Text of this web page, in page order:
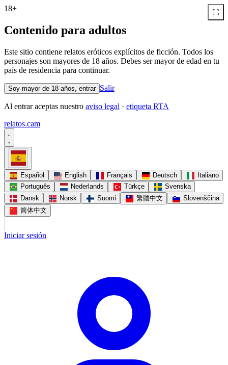
18+
Contenido para adultos
Este sitio contiene relatos eróticos explícitos de ficción. Todos los
personajes son mayores de 18 años. Debes ser mayor de edad en tu
país de residencia para continuar.
Soy mayor de 18 años, entrar Salir
Al entrar aceptas nuestro aviso legal · etiqueta RTA
relatos.cam
Español English Français Deutsch
Italiano
Português
Nederlands Türkçe
Svenska
Dansk
Norsk Suomi 繁體中文
Slovenščina
简体中文
Iniciar sesión